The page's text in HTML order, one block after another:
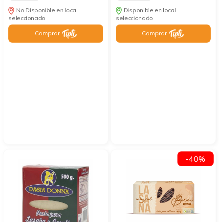
No Disponible en local
seleccionado
Comprar
Disponible en local
seleccionado
Comprar
-40%